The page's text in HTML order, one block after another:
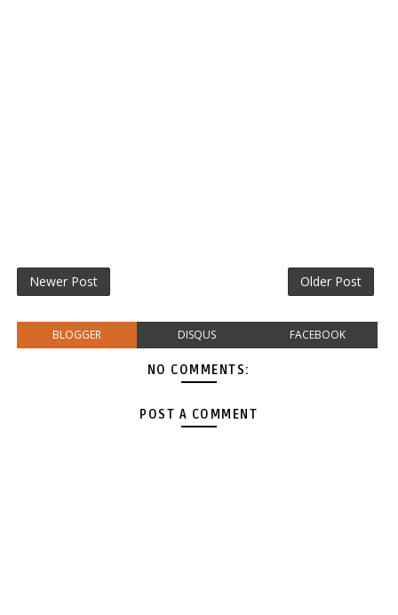
Newer Post Older Post
BLOGGER DISQUS FACEBOOK
NO COMMENTS:
POST A COMMENT